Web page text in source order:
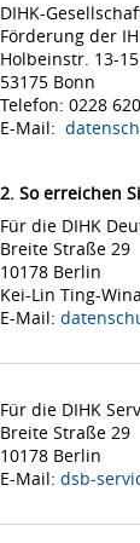
DIHK-
Förderung der
Holbeinstr. 13-15
53175 Bonn
Telefon: 0228
E-Mail:
2. So erreichen
Für die DIHK
Breite Straße 29
10178 Berlin
Kei-Lin Ting-
E-Mail:
Für die DIHK
Breite Straße 29
10178 Berlin
E-Mail: dsb-